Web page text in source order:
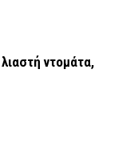
ντομάτα,